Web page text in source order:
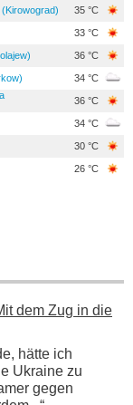
35 °C
33 °C
36 °C
34 °C
36 °C
34 °C
30 °C
26 °C
dem Zug in die
hätte ich
Ukraine zu
gegen